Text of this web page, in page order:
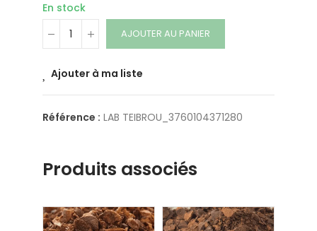
En stock
AJOUTER AU PANIER
Ajouter à ma liste
Référence : LAB TEIBROU_3760104371280
Produits associés